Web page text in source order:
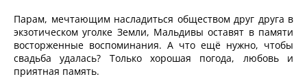
Парам, мечтающим насладиться обществом друг друга в
экзотическом уголке Земли, Мальдивы оставят в памяти
восторженные воспоминания. А что ещё нужно, чтобы
свадьба удалась? Только хорошая погода, любовь и
приятная память.